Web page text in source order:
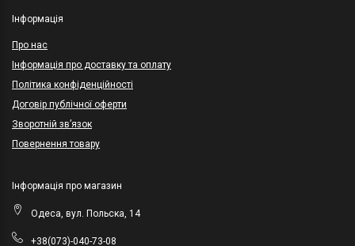
Інформація
Про нас
Інформація про доставку та оплату
Політика конфіденційності
Договір публічної оферти
Зворотній зв’язок
Повернення товару
Інформація про магазин
Одеса, вул. Польска, 14
+38(073)-040-73-08